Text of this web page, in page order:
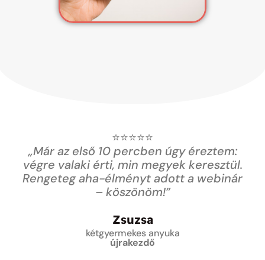
⭐⭐⭐⭐⭐
„Már az első 10 percben úgy éreztem:
végre valaki érti, min megyek keresztül.
Rengeteg aha-élményt adott a webinár
– köszönöm!”
Zsuzsa
kétgyermekes anyuka
újrakezdő